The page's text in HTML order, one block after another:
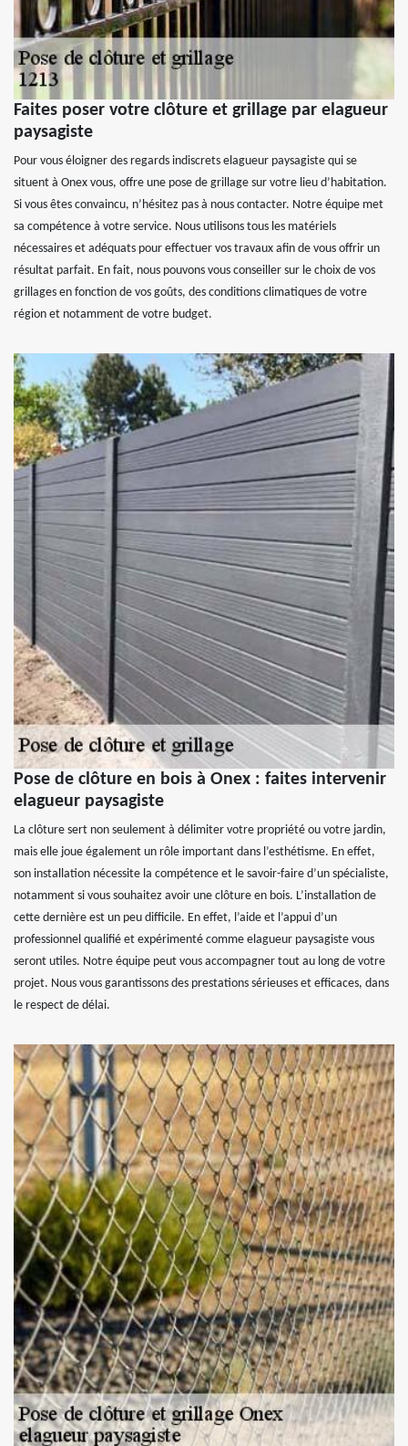
Faites poser votre clôture et grillage par elagueur
paysagiste
Pour vous éloigner des regards indiscrets elagueur paysagiste qui se
situent à Onex vous, offre une pose de grillage sur votre lieu d’habitation.
Si vous êtes convaincu, n’hésitez pas à nous contacter. Notre équipe met
sa compétence à votre service. Nous utilisons tous les matériels
nécessaires et adéquats pour effectuer vos travaux afin de vous offrir un
résultat parfait. En fait, nous pouvons vous conseiller sur le choix de vos
grillages en fonction de vos goûts, des conditions climatiques de votre
région et notamment de votre budget.
Pose de clôture en bois à Onex : faites intervenir
elagueur paysagiste
La clôture sert non seulement à délimiter votre propriété ou votre jardin,
mais elle joue également un rôle important dans l’esthétisme. En effet,
son installation nécessite la compétence et le savoir-faire d’un spécialiste,
notamment si vous souhaitez avoir une clôture en bois. L’installation de
cette dernière est un peu difficile. En effet, l’aide et l’appui d’un
professionnel qualifié et expérimenté comme elagueur paysagiste vous
seront utiles. Notre équipe peut vous accompagner tout au long de votre
projet. Nous vous garantissons des prestations sérieuses et efficaces, dans
le respect de délai.